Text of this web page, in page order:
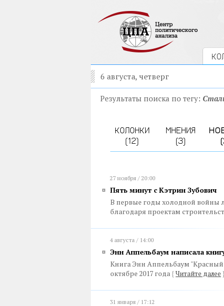
6 августа, четверг
Результаты поиска по тегу:
КОЛОНКИ
(12)
МНЕНИЯ
(3)
27 ноября / 20:00
Пять минут с Кэтрин Зубович
В первые годы холодной войны
благодаря проектам
4 августа / 14:00
Энн Аппельбаум написала
Книга Энн Аппельбаум "Красный
октябре 2017 года { Читайте далее }
31 января / 17:12